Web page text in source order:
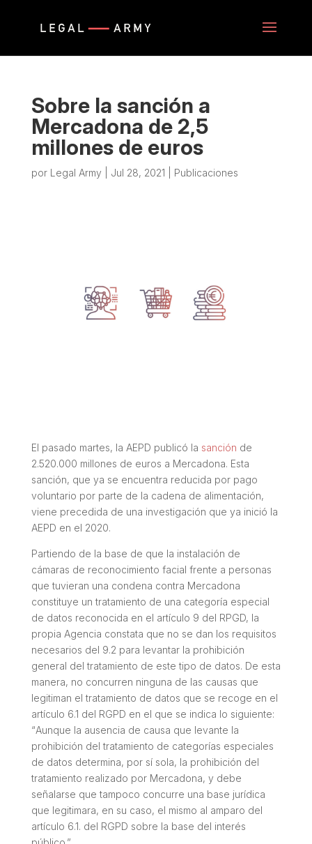
Sobre la sanción a
Mercadona de 2,5
millones de euros
por Legal Army Jul 28, 2021 Publicaciones
El pasado martes, la AEPD publicó la sanción de
2.520.000 millones de euros a Mercadona. Esta
sanción, que ya se encuentra reducida por pago
voluntario por parte de la cadena de alimentación,
viene precedida de una investigación que ya inició la
AEPD en el 2020.
Partiendo de la base de que la instalación de
cámaras de reconocimiento facial frente a personas
que tuvieran una condena contra Mercadona
constituye un tratamiento de una categoría especial
de datos reconocida en el artículo 9 del RPGD, la
propia Agencia constata que no se dan los requisitos
necesarios del 9.2 para levantar la prohibición
general del tratamiento de este tipo de datos. De esta
manera, no concurren ninguna de las causas que
legitiman el tratamiento de datos que se recoge en el
artículo 6.1 del RGPD en el que se indica lo siguiente:
“Aunque la ausencia de causa que levante la
prohibición del tratamiento de categorías especiales
de datos determina, por sí sola, la prohibición del
tratamiento realizado por Mercadona, y debe
señalarse que tampoco concurre una base jurídica
que legitimara, en su caso, el mismo al amparo del
artículo 6.1. del RGPD sobre la base del interés